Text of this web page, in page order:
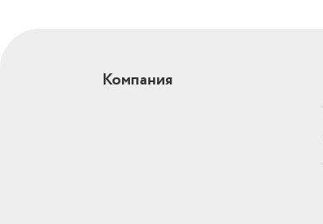
Компания